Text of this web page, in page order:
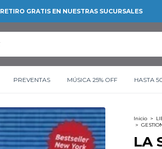
RETIRO GRATIS EN NUESTRAS SUCURSALES
PREVENTAS MÚSICA 25% OFF HASTA
Inicio >
>
LA